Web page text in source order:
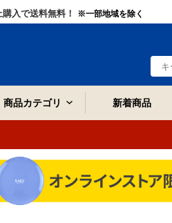
入で送料無料！ ※一部地域を除く
商品カテゴリ 新着商品